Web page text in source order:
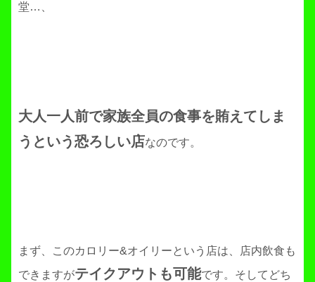
堂…、
大人一人前で家族全員の食事を賄えてしま
うという恐ろしい店なのです。
まず、このカロリー&オイリーという店は、店内飲食も
できますがテイクアウトも可能です。そしてどち